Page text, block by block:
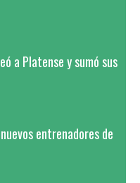
a Platense y sumó sus
entrenadores de